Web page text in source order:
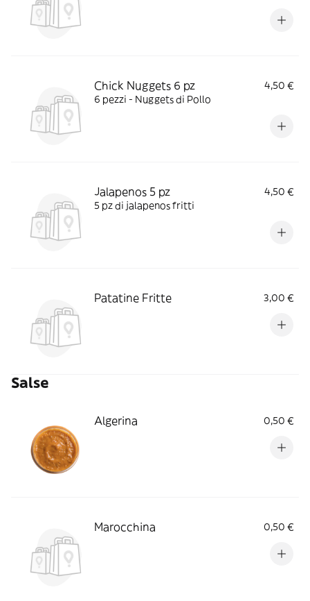
Chick Nuggets 6 pz
4,50 €
6 pezzi - Nuggets di Pollo
Jalapenos 5 pz
4,50 €
5 pz di jalapenos fritti
Patatine Fritte 3,00 €
Salse
Algerina 0,50 €
Marocchina 0,50 €